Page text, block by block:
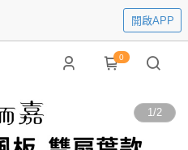
開啟APP
0
1/2